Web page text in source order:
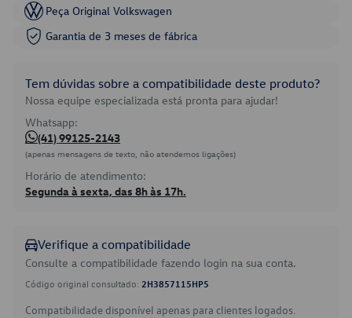
Peça Original Volkswagen
Garantia de 3 meses de fábrica
Tem dúvidas sobre a compatibilidade deste produto?
Nossa equipe especializada está pronta para ajudar!
Whatsapp:
(41) 99125-2143
(apenas mensagens de texto, não atendemos ligações)
Horário de atendimento:
Segunda à sexta, das 8h às 17h.
Verifique a compatibilidade
Consulte a compatibilidade fazendo login na sua conta.
Código original consultado: 2H3857115HP5
Compatibilidade disponível apenas para clientes logados.